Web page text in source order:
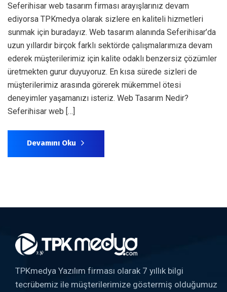
Seferihisar web tasarım firması arayışlarınız devam
ediyorsa TPKmedya olarak sizlere en kaliteli hizmetleri
sunmak için buradayız. Web tasarım alanında Seferihisar’da
uzun yıllardır birçok farklı sektörde çalışmalarımıza devam
ederek müşterilerimiz için kalite odaklı benzersiz çözümler
üretmekten gurur duyuyoruz. En kısa sürede sizleri de
müşterilerimiz arasında görerek mükemmel ötesi
deneyimler yaşamanızı isteriz. Web Tasarım Nedir?
Seferihisar web […]
Devamını Oku
TPKmedya Yazılım firması olarak 7 yıllık bilgi
tecrübemiz ile müşterilerimize göstermiş olduğumuz